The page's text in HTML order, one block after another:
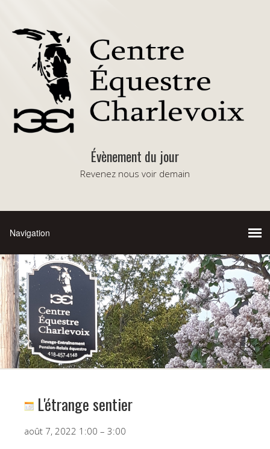
Évènement du jour
Revenez nous voir demain
L'étrange sentier
Programme
août 7, 2022 1:00 – 3:00